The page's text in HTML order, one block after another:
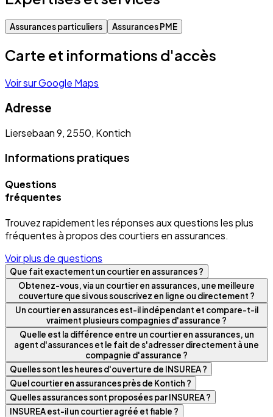
Assurances particuliers Assurances PME
Carte et informations d'accès
Voir sur Google Maps
Adresse
Liersebaan 9, 2550, Kontich
Informations pratiques
Questions
fréquentes
Trouvez rapidement les réponses aux questions les plus
fréquentes à propos des courtiers en assurances.
Voir plus de questions
Que fait exactement un courtier en assurances ?
Obtenez-vous, via un courtier en assurances, une meilleure
couverture que si vous souscrivez en ligne ou directement ?
Un courtier en assurances est-il indépendant et compare-t-il
vraiment plusieurs compagnies d'assurance ?
Quelle est la différence entre un courtier en assurances, un
agent d'assurances et le fait de s'adresser directement à une
compagnie d'assurance ?
Quelles sont les heures d'ouverture de INSUREA ?
Quel courtier en assurances près de Kontich ?
Quelles assurances sont proposées par INSUREA ?
INSUREA est-il un courtier agréé et fiable ?